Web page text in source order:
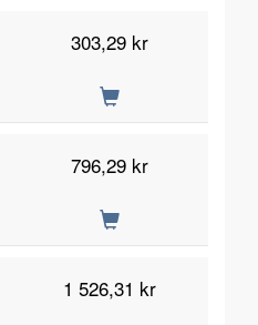
303,29 kr
796,29 kr
1 526,31 kr